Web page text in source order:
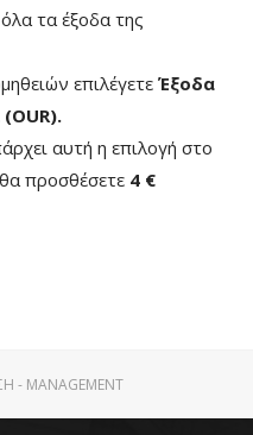
τα έξοδα της
επιλέγετε Έξοδα
.
αυτή η επιλογή στο
προσθέσετε 4 €
- MANAGEMENT